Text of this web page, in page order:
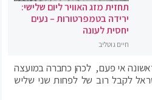
תחזית מזג האוויר ליום שלישי:
ירידה בטמפרטורות – נעים
יחסית לעונה
חיים גוטליב
אי פעם, לכהן כחברה במועצה
נדרשה ישראל לקבל רוב של לפחות שני שליש